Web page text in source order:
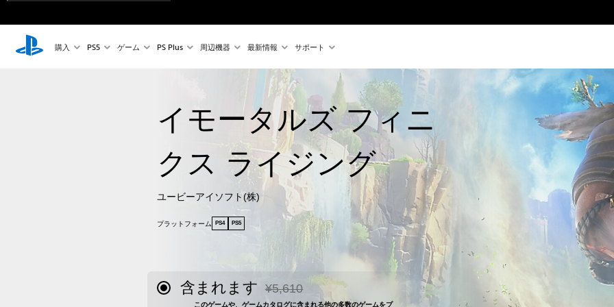
購入 PS5 ゲーム PS Plus 周辺機器 最新情報 サポート
イモータルズ フィニ
クス ライジング
ユービーアイソフト(株)
プラットフォーム PS4 PS5
含まれます 通常価格¥5,610より値引き
¥5,610
このゲームや、ゲームカタログに含まれる他の多数のゲームをプ